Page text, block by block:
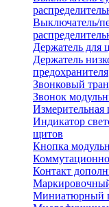
Выключатель/
Держатель для
Держатель
предохранителя
Звонковый
Звонок
Измерительная
Индикатор
щитов
Кнопка
Контакт
Миниатюрный